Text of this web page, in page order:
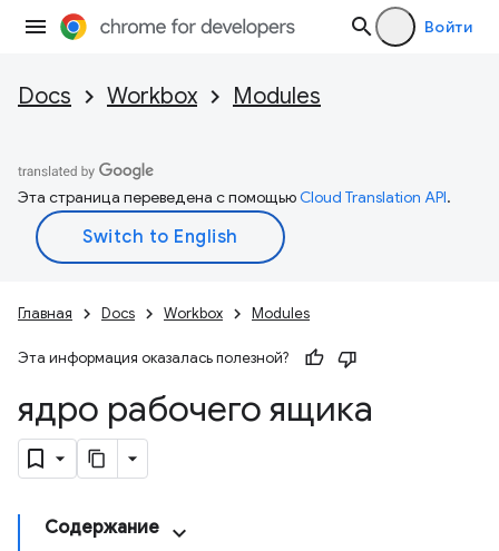
Войти
Docs Workbox Modules
Эта страница переведена с помощьюCloud Translation API.
Главная Docs Workbox Modules
Эта информация оказалась полезной?
ядро рабочего ящика
Содержание